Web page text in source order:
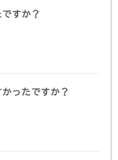
すか？
ったですか？